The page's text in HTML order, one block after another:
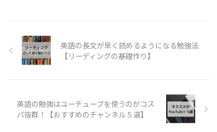
英語の長文が早く読めるようになる勉強法
【リーディングの基礎作り】
英語の勉強はユーチューブを使うのがコス
パ抜群！【おすすめのチャンネル５選】